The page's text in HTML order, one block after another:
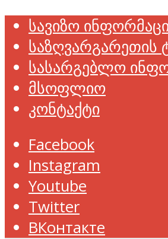
სავიზო
საზღვარგარეთის
სასარგებლო
მსოფლიო
კონტაქტი
Facebook
Instagram
Youtube
Twitter
ВКонтакте